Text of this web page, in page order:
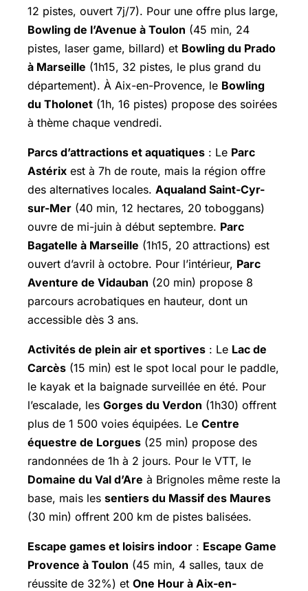
12 pistes, ouvert 7j/7). Pour une offre plus large,
Bowling de l’Avenue à Toulon (45 min, 24
pistes, laser game, billard) et Bowling du Prado
à Marseille (1h15, 32 pistes, le plus grand du
département). À Aix-en-Provence, le Bowling
du Tholonet (1h, 16 pistes) propose des soirées
à thème chaque vendredi.
Parcs d’attractions et aquatiques : Le Parc
Astérix est à 7h de route, mais la région offre
des alternatives locales. Aqualand Saint-Cyr-
sur-Mer (40 min, 12 hectares, 20 toboggans)
ouvre de mi-juin à début septembre. Parc
Bagatelle à Marseille (1h15, 20 attractions) est
ouvert d’avril à octobre. Pour l’intérieur, Parc
Aventure de Vidauban (20 min) propose 8
parcours acrobatiques en hauteur, dont un
accessible dès 3 ans.
Activités de plein air et sportives : Le Lac de
Carcès (15 min) est le spot local pour le paddle,
le kayak et la baignade surveillée en été. Pour
l’escalade, les Gorges du Verdon (1h30) offrent
plus de 1 500 voies équipées. Le Centre
équestre de Lorgues (25 min) propose des
randonnées de 1h à 2 jours. Pour le VTT, le
Domaine du Val d’Are à Brignoles même reste la
base, mais les sentiers du Massif des Maures
(30 min) offrent 200 km de pistes balisées.
Escape games et loisirs indoor : Escape Game
Provence à Toulon (45 min, 4 salles, taux de
réussite de 32%) et One Hour à Aix-en-